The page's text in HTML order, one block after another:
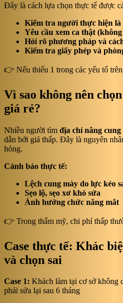
Đây là cách lựa chọn thực tế được
Kiểm tra người thực hiện là
Yêu cầu xem ca thật
Hỏi rõ phương pháp và
Kiểm tra giấy phép và
👉 Nếu thiếu 1 trong các yếu tố
Vì sao không nên
giá rẻ?
Nhiều người tìm địa chỉ nâng
dẫn bởi giá thấp. Đây là nguyên
hỏng.
Cảnh báo thực tế:
Lệch cung mày do lực kéo
Sẹo lộ, sẹo xơ khó sửa
Ảnh hưởng chức năng mắt
👉 Trong thẩm mỹ, chi phí thấp
Case thực tế: Khác
và chọn sai
Case 1: Khách làm tại cơ sở
phải sửa lại sau 6 tháng